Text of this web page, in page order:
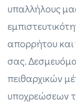
υπαλλήλους
απορρήτου
σας.
πειθαρχικών
υποχρεώσεων